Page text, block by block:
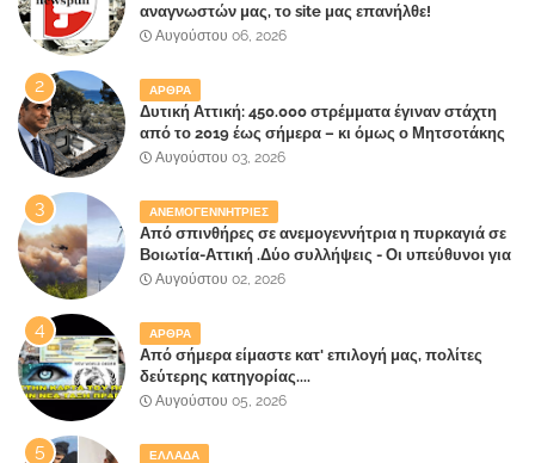
αναγνωστών μας, το site μας επανήλθε!
Αυγούστου 06, 2026
ΑΡΘΡΑ
Δυτική Αττική: 450.000 στρέμματα έγιναν στάχτη
από το 2019 έως σήμερα – κι όμως ο Μητσοτάκης
έλαβε 40% και 45% στις εκλογές του 2023,ενώ 50%
Αυγούστου 03, 2026
ΑΝΕΜΟΓΕΝΝΗΤΡΙΕΣ
Από σπινθήρες σε ανεμογεννήτρια η πυρκαγιά σε
Βοιωτία-Αττική .Δύο συλλήψεις - Οι υπεύθυνοι για
την λάθος διαχείριση της κατάσβεσης θα
Αυγούστου 02, 2026
ΑΡΘΡΑ
Από σήμερα είμαστε κατ' επιλογή μας, πολίτες
δεύτερης κατηγορίας....
Αυγούστου 05, 2026
ΕΛΛΑΔΑ